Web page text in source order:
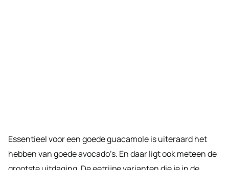
Essentieel voor een goede guacamole is uiteraard het
hebben van goede avocado’s. En daar ligt ook meteen de